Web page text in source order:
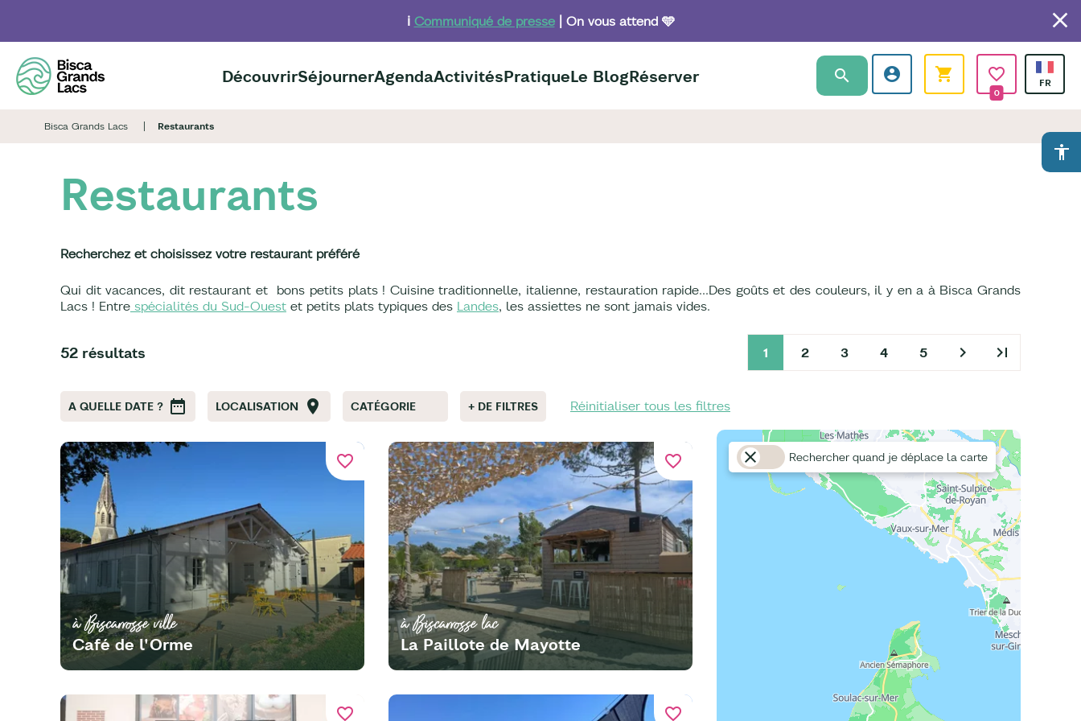
contenu
principal
ℹ️ Communiqué de presse| On vous attend 🩵
DécouvrirSéjournerAgendaActivitésPratiqueLe BlogRéserver
0
Bisca Grands Lacs Restaurants
accessibility
Restaurants
Recherchez et choisissez votre restaurant préféré
Qui dit vacances, dit restaurant et bons petits plats ! Cuisine traditionnelle, italienne, restauration rapide…Des goûts et des couleurs, il y en a à Bisca Grands
Lacs ! Entre spécialités du Sud-Ouest et petits plats typiques des Landes, les assiettes ne sont jamais vides.
52 résultats 1 2 3 4 5 chevron_right last_page
A QUELLE DATE ? LOCALISATION CATÉGORIE + DE FILTRES Réinitialiser tous les filtres
favorite_border
à Biscarrosse ville
Café de l'Orme
favorite_border
à Biscarrosse lac
La Paillote de Mayotte
favorite_border favorite_border
Rechercher quand je déplace la carte